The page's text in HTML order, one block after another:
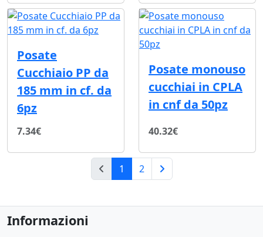
Posate
Cucchiaio PP da
185 mm in cf. da
6pz
7.34€
Posate monouso
cucchiai in CPLA
in cnf da 50pz
40.32€
1 (current)
2
Informazioni